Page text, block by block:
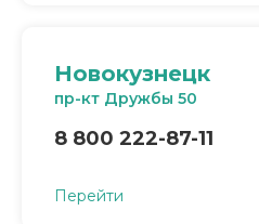
Новокузнецк
пр-кт Дружбы 50
8 800 222-87-11
Перейти